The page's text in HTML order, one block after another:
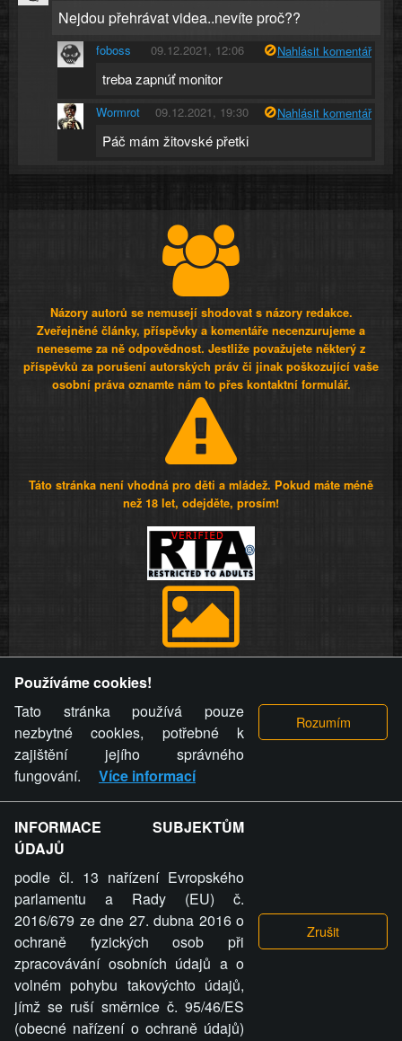
Nejdou přehrávat videa..nevíte proč??
foboss 09.12.2021, 12:06 Nahlásit komentář
treba zapnúť monitor
Wormrot 09.12.2021, 19:30 Nahlásit komentář
Páč mám žitovské přetki
Názory autorů se nemusejí shodovat s názory redakce.
Zveřejněné články, příspěvky a komentáře necenzurujeme a
neneseme za ně odpovědnost. Jestliže považujete některý z
příspěvků za porušení autorských práv či jinak poškozující vaše
osobní práva oznamte nám to přes kontaktní formulář.
Táto stránka není vhodná pro děti a mládež. Pokud máte méně
než 18 let, odejděte, prosím!
videa a komentáře. Osoba, které se toto opatření provozovatele
stránky týče, ani osoba, která umístila fotografii nebo video na
stránku, nemůže z důvodu odstranění fotografie, videa nebo
komentáře pro výše uvedenou okolnost uplatnit vůči
provozovateli stránky žádný nárok na náhradu škody nebo
nemajetkové újmy.
ZVRÁCENÝ.CZ - Svět není zvrácenej. To jen
ty lidi...
ZVRÁCENÝ.CZ
PRAVIDLA A PODMÍNKY GDPR
Používáme cookies!
Tato stránka používá pouze
nezbytné cookies, potřebné k
zajištění jejího správného
fungování.
Více informací
INFORMACE SUBJEKTŮM
ÚDAJŮ
podle čl. 13 nařízení Evropského
parlamentu a Rady (EU) č.
2016/679 ze dne 27. dubna 2016 o
ochraně fyzických osob při
zpracovávání osobních údajů a o
volném pohybu takovýchto údajů,
jímž se ruší směrnice č. 95/46/ES
(obecné nařízení o ochraně údajů)